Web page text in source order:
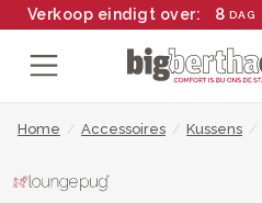
Verkoop eindigt over: 8 DAG
Home / Accessoires / Kussens /